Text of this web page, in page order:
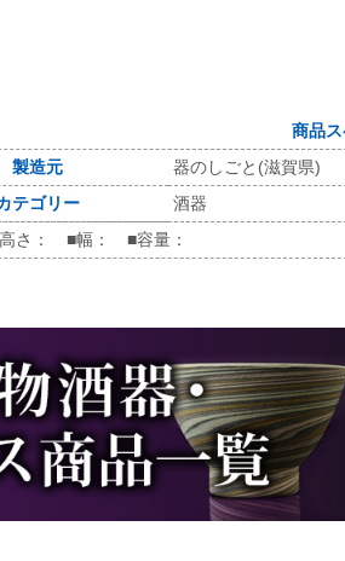
商品
製造元
器のしごと(滋賀県)
テゴリー
酒器
さ： ■幅： ■容量：